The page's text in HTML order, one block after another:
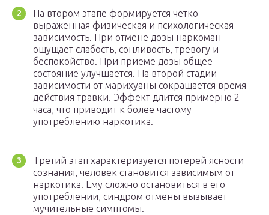
На втором этапе формируется четко
выраженная физическая и психологическая
зависимость. При отмене дозы наркоман
ощущает слабость, сонливость, тревогу и
беспокойство. При приеме дозы общее
состояние улучшается. На второй стадии
зависимости от марихуаны сокращается время
действия травки. Эффект длится примерно 2
часа, что приводит к более частому
употреблению наркотика.
Третий этап характеризуется потерей ясности
сознания, человек становится зависимым от
наркотика. Ему сложно остановиться в его
употреблении, синдром отмены вызывает
мучительные симптомы.